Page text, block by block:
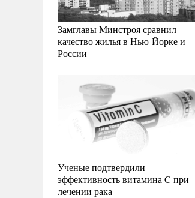
Замглавы Минстроя сравнил
качество жилья в Нью-Йорке и
России
Ученые подтвердили
эффективность витамина C при
лечении рака